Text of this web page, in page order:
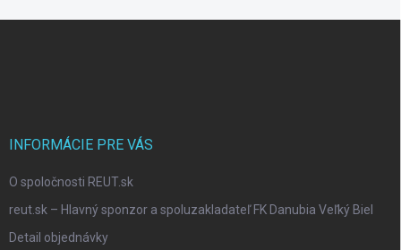
INFORMÁCIE PRE VÁS
O spoločnosti REUT.sk
reut.sk – Hlavný sponzor a spoluzakladateľ FK Danubia Veľký Biel
Detail objednávky